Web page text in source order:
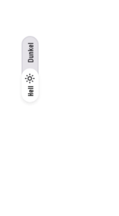
Hell
Dunkel
Hell
Dunkel